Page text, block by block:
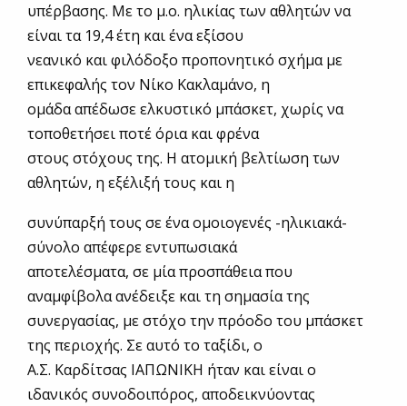
υπέρβασης. Με το μ.ο. ηλικίας των αθλητών να
είναι τα 19,4 έτη και ένα εξίσου
νεανικό και φιλόδοξο προπονητικό σχήμα με
επικεφαλής τον Νίκο Κακλαμάνο, η
ομάδα απέδωσε ελκυστικό μπάσκετ, χωρίς να
τοποθετήσει ποτέ όρια και φρένα
στους στόχους της. Η ατομική βελτίωση των
αθλητών, η εξέλιξή τους και η
συνύπαρξή τους σε ένα ομοιογενές -ηλικιακά-
σύνολο απέφερε εντυπωσιακά
αποτελέσματα, σε μία προσπάθεια που
αναμφίβολα ανέδειξε και τη σημασία της
συνεργασίας, με στόχο την πρόοδο του μπάσκετ
της περιοχής. Σε αυτό το ταξίδι, ο
Α.Σ. Καρδίτσας ΙΑΠΩΝΙΚΗ ήταν και είναι ο
ιδανικός συνοδοιπόρος, αποδεικνύοντας